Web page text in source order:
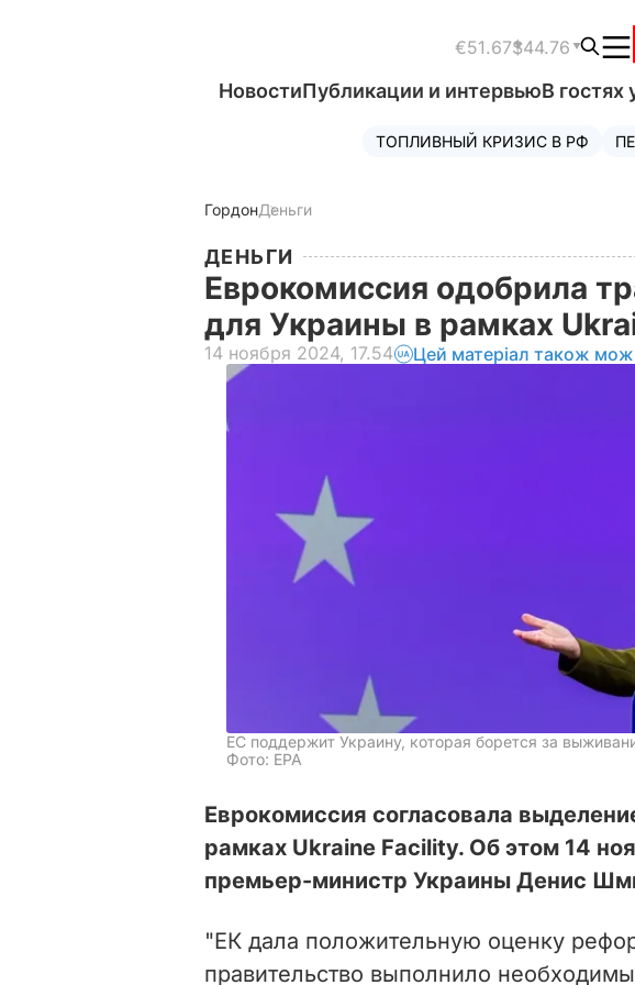
€51.67$44.76
НовостиПубликации и интервьюВ гостях
ТОПЛИВНЫЙ КРИЗИС В РФ
ГордонДеньги
ДЕНЬГИ
Еврокомиссия одобрила
для Украины в рамках
14 ноября 2024, 17.54 Цей матеріал також
ЕС поддержит Украину, которая борется за
Фото: EPA
Еврокомиссия согласовала
рамках Ukraine Facility. Об этом 14
премьер-министр Украины Денис
"ЕК дала положительную оценку
правительство выполнило